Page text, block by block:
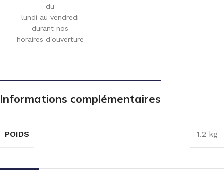
du
lundi au vendredi
durant nos
horaires d'ouverture
Informations complémentaires
POIDS 1.2 kg